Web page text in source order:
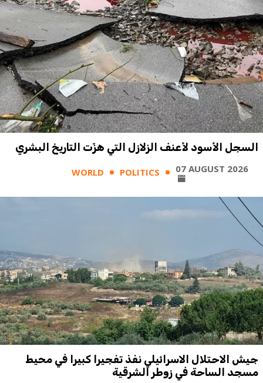
السجل الأسود لأعنف الزلازل التي هزّت التاريخ البشري
WORLD POLITICS 07 AUGUST 2026
جيش الاحتلال الاسرائيلي نفذ تفجيرا كبيرا في محيط
مسجد الساحة في زوطر الشرقية